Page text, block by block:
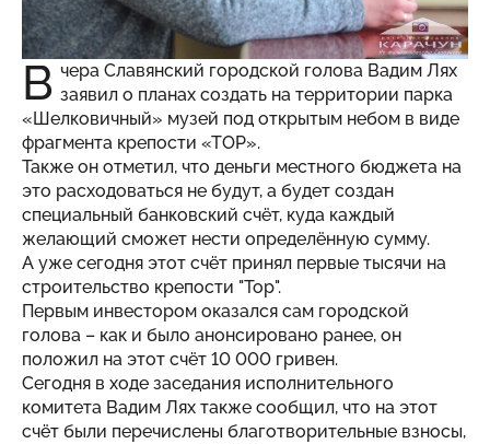
В чера Славянский городской голова Вадим Лях
заявил о планах создать на территории парка
«Шелковичный» музей под открытым небом в виде
фрагмента крепости «ТОР».
Также он отметил, что деньги местного бюджета на
это расходоваться не будут, а будет создан
специальный банковский счёт, куда каждый
желающий сможет нести определённую сумму.
А уже сегодня этот счёт принял первые тысячи на
строительство крепости "Тор".
Первым инвестором оказался сам городской
голова – как и было анонсировано ранее, он
положил на этот счёт 10 000 гривен.
Сегодня в ходе заседания исполнительного
комитета Вадим Лях также сообщил, что на этот
счёт были перечислены благотворительные взносы,